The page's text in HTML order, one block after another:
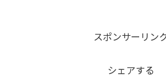
スポンサーリン
シェアする